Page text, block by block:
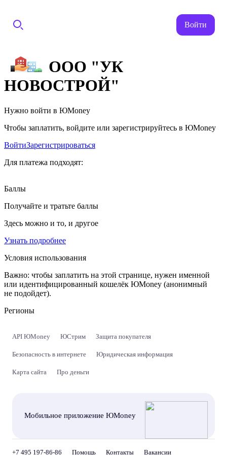
Войти
ООО "УК
НОВОСТРОЙ"
Нужно войти в ЮMoney
Чтобы заплатить, войдите или зарегистрируйтесь в ЮMoney
ВойтиЗарегистрироваться
Для платежа подходят:
Баллы
Получайте и тратьте баллы
Здесь можно и то, и другое
Узнать подробнее
Условия использования
Важно: чтобы заплатить на этой странице, нужен именной
или идентифицированный кошелёк ЮMoney (анонимный
не подойдет).
Регионы
API ЮMoney ЮСтрим Защита покупателя
Безопасность в интернете Юридическая информация
Карта сайта Про деньги
Мобильное приложение ЮMoney
+7 495 197-86-86 Помощь Контакты Вакансии